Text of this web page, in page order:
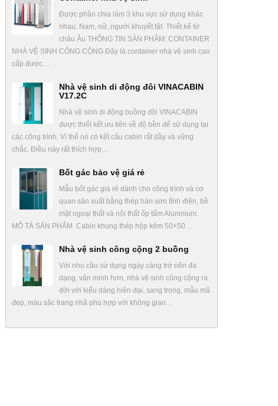
Được phân chia làm 3 khu vực sử dụng khác
nhau: Nam, nữ, người khuyết tật. Thiết kế từ
châu Âu THÔNG TIN SẢN PHẨM: CONTAINER
NHÀ VỆ SINH CÔNG CỘNG Đây là container nhà vệ sinh cao
cấp được…
Nhà vệ sinh di động đôi VINACABIN
V17.2C
Nhà vệ sinh di động buồng đôi VINACABIN
được thiết kết ưu tiên về độ bền để sử dụng tại
các công trình. Vì thế nó có kết cấu cabin rất dầy và vững
chắc. Điều này rất thích hợp…
Bốt gác bảo vệ giá rẻ
Mẫu bốt gác giá rẻ dành cho công trình và cơ
quan sản xuất bằng thép hàn sơn tĩnh điện, bề
mặt ngoại thất và nội thất ốp tấm Aluninium.
MÔ TẢ SẢN PHẨM Cabin khung thép hộp kẽm 50×50…
Nhà vệ sinh công cộng 2 buồng
Với nhu cầu sử dụng ngày càng trở nên đa
dạng, văn minh hơn, nhà vệ sinh công cộng ra
đời với kiểu dáng hiện đại, sang trọng, mẫu mã
đẹp, màu săc trang nhã phù hợp với không gian…